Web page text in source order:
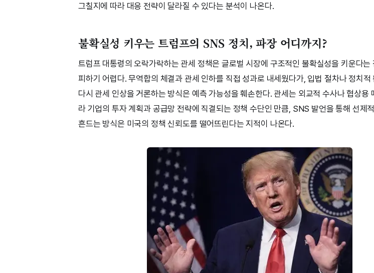
그칠지에 따라 대응 전략이 달라질 수 있다는 분석이 나온다.
불확실성 키우는 트럼프의 SNS 정치, 파장 어디까지?
트럼프 대통령의 오락가락하는 관세 정책은 글로벌 시장에 구조적인 불확실성을 키운다는
피하기 어렵다. 무역합의 체결과 관세 인하를 직접 성과로 내세웠다가, 입법 절차나 정치적
다시 관세 인상을 거론하는 방식은 예측 가능성을 훼손한다. 관세는 외교적 수사나 협상용
라 기업의 투자 계획과 공급망 전략에 직결되는 정책 수단인 만큼, SNS 발언을 통해 선제
흔드는 방식은 미국의 정책 신뢰도를 떨어뜨린다는 지적이 나온다.